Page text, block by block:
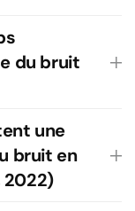
du bruit
une
bruit en
2022)